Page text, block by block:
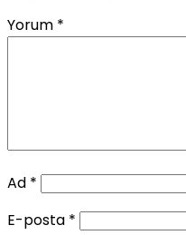
Yorum *
Ad *
E-posta *